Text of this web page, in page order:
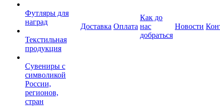
Футляры для
наград
Текстильная
продукция
Сувениры с
символикой
России,
регионов,
стран
Доставка Оплата
Как до
нас
добраться
Новости